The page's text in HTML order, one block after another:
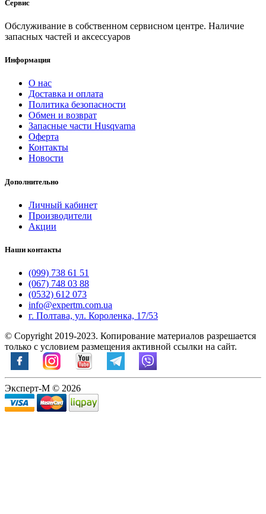
Сервис
Обслуживание в собственном сервисном центре. Наличие
запасных частей и аксессуаров
Информация
О нас
Доставка и оплата
Политика безопасности
Обмен и возврат
Запасные части Husqvarna
Оферта
Контакты
Новости
Дополнительно
Личный кабинет
Производители
Акции
Наши контакты
(099) 738 61 51
(067) 748 03 88
(0532) 612 073
info@expertm.com.ua
г. Полтава, ул. Короленка, 17/53
© Copyright 2019-2023. Копирование материалов разрешается
только с условием размещения активной ссылки на сайт.
Эксперт-М © 2026